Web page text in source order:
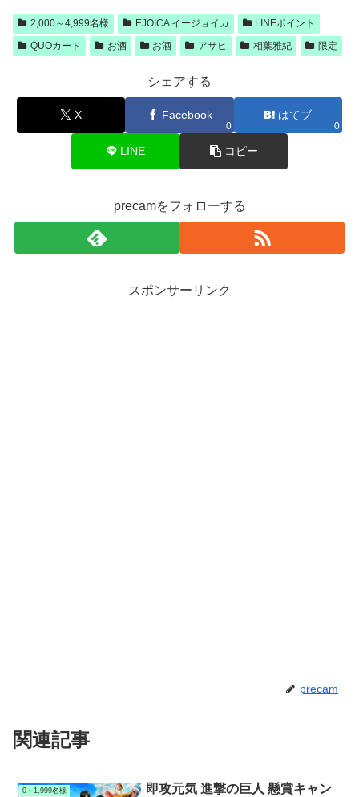
2,000～4,999名様 EJOICA イージョイカ
LINEポイント
QUOカード
お酒 お酒 アサヒ 相葉雅紀 限定
シェアする
X Facebook
0
はてブ
0
LINE コピー
precamをフォローする
スポンサーリンク
precam
関連記事
0～1,999名様
即攻元気 進撃の巨人 懸賞キャン